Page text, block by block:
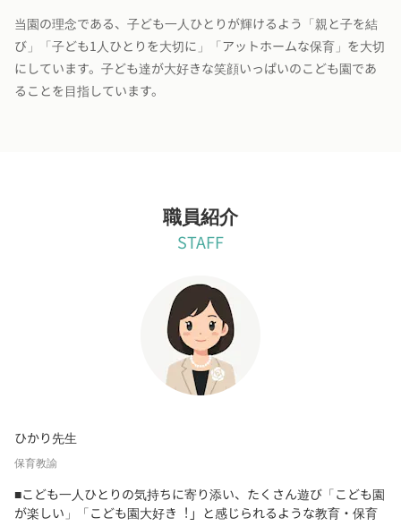
当園の理念である、子ども一人ひとりが輝けるよう「親と子を結
び」「子ども1人ひとりを大切に」「アットホームな保育」を大切
にしています。子ども達が大好きな笑顔いっぱいのこども園であ
ることを目指しています。
職員紹介
STAFF
ひかり先生
保育教諭
■こども一人ひとりの気持ちに寄り添い、たくさん遊び「こども園
が楽しい」「こども園大好き︕」と感じられるような教育・保育